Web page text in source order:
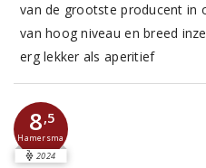
van de grootste producent in
van hoog niveau en breed
erg lekker als aperitief
8,5
Hamersma
2024